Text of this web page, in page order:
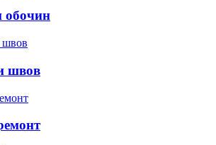
обочин
швов